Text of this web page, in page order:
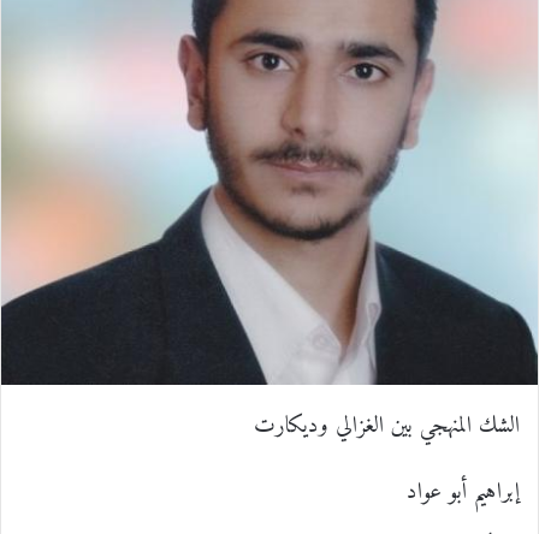
د
إ
ن
b
l
r
ي
ي
س
ت
d
i
t
ا
الشك المنهجي بين الغزالي وديكارت
إبراهيم أبو عواد